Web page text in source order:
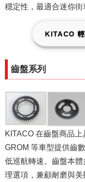
穩定性，最適合迷你街
KITACO
齒盤系列
KITACO 在齒盤商品上
GROM 等車型提供齒
低巡航轉速。齒盤本
理選項，兼顧耐磨與美